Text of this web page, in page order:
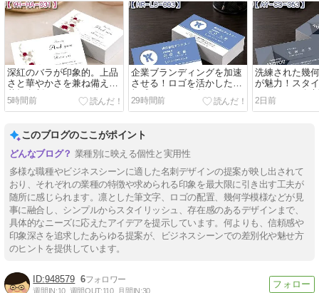
深紅のバラが印象的。上品
さと華やかさを兼ね備えた
花柄名刺デザイン☆彡
5時間前
企業ブランディングを加速
させる！ロゴを活かした信
頼感あふれる名刺デザイン
☆彡
29時間前
洗練された幾
が魅力！スタ
かっこいい名
彡
2日前
このブログのここがポイント
業種別に映える個性と実用性
多様な職種やビジネスシーンに適した名刺デザインの提案が映し出されて
おり、それぞれの業種の特徴や求められる印象を最大限に引き出す工夫が
随所に感じられます。凛とした筆文字、ロゴの配置、幾何学模様などが見
事に融合し、シンプルからスタイリッシュ、存在感のあるデザインまで、
具体的なニーズに応えたアイデアを提示しています。何よりも、信頼感や
印象深さを追求したあらゆる提案が、ビジネスシーンでの差別化や魅せ方
のヒントを提供しています。
948579 6
週間IN:10 週間OUT:110 月間IN:30